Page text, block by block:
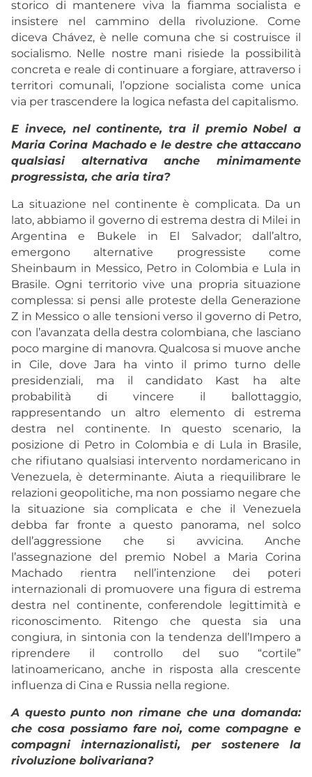
storico di mantenere viva la fiamma socialista e
insistere nel cammino della rivoluzione. Come
diceva Chávez, è nelle comuna che si costruisce il
socialismo. Nelle nostre mani risiede la possibilità
concreta e reale di continuare a forgiare, attraverso i
territori comunali, l’opzione socialista come unica
via per trascendere la logica nefasta del capitalismo.
E invece, nel continente, tra il premio Nobel a
Maria Corina Machado e le destre che attaccano
qualsiasi alternativa anche minimamente
progressista, che aria tira?
La situazione nel continente è complicata. Da un
lato, abbiamo il governo di estrema destra di Milei in
Argentina e Bukele in El Salvador; dall’altro,
emergono alternative progressiste come
Sheinbaum in Messico, Petro in Colombia e Lula in
Brasile. Ogni territorio vive una propria situazione
complessa: si pensi alle proteste della Generazione
Z in Messico o alle tensioni verso il governo di Petro,
con l’avanzata della destra colombiana, che lasciano
poco margine di manovra. Qualcosa si muove anche
in Cile, dove Jara ha vinto il primo turno delle
presidenziali, ma il candidato Kast ha alte
probabilità di vincere il ballottaggio,
rappresentando un altro elemento di estrema
destra nel continente. In questo scenario, la
posizione di Petro in Colombia e di Lula in Brasile,
che rifiutano qualsiasi intervento nordamericano in
Venezuela, è determinante. Aiuta a riequilibrare le
relazioni geopolitiche, ma non possiamo negare che
la situazione sia complicata e che il Venezuela
debba far fronte a questo panorama, nel solco
dell’aggressione che si avvicina. Anche
l’assegnazione del premio Nobel a Maria Corina
Machado rientra nell’intenzione dei poteri
internazionali di promuovere una figura di estrema
destra nel continente, conferendole legittimità e
riconoscimento. Ritengo che questa sia una
congiura, in sintonia con la tendenza dell’Impero a
riprendere il controllo del suo “cortile”
latinoamericano, anche in risposta alla crescente
influenza di Cina e Russia nella regione.
A questo punto non rimane che una domanda:
che cosa possiamo fare noi, come compagne e
compagni internazionalisti, per sostenere la
rivoluzione bolivariana?